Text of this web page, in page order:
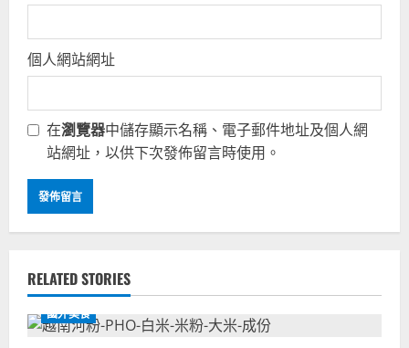
個人網站網址
在瀏覽器中儲存顯示名稱、電子郵件地址及個人網
站網址，以供下次發佈留言時使用。
RELATED STORIES
國外美食